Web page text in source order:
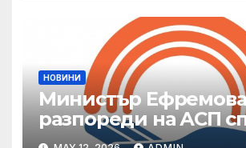
НОВИНИ
Министър Ефремова
разпореди на АСП
готовност за